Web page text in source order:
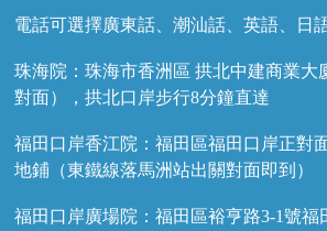
電話可選擇廣東話、潮汕話、英語、日
珠海院：珠海市香洲區 拱北中建商業大
對面），拱北口岸步行8分鐘直達
福田口岸香江院：福田區福田口岸正對
地鋪（東鐵線落馬洲站出關對面即到）
福田口岸廣場院：福田區裕亨路3-1號福